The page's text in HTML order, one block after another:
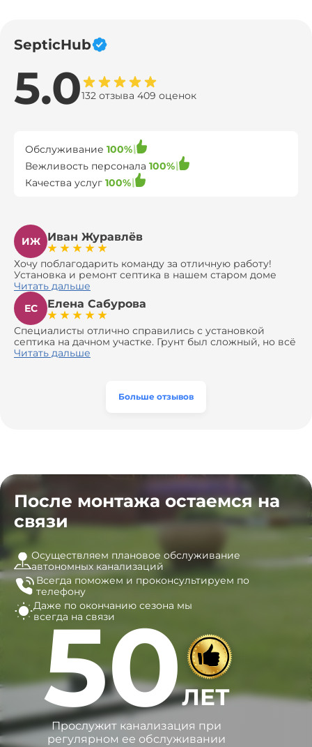
SepticHub
5.0132 отзыва 409 оценок
Обслуживание 100%
Вежливость персонала 100%
Качества услуг 100%
ИЖ Иван Журавлёв
Хочу поблагодарить команду за отличную работу!
Установка и ремонт септика в нашем старом доме
оказались сложной задачей, но ребята справились на
все 100%. Всё сделали аккуратно и профессионально.
Давали полезные рекомендации, не пытались
навязать ничего лишнего, помогли с выбором и
доставкой материалов, что позволило нам
сэкономить. Выполнили монтаж и демонтаж
оборудования, заменили трубы, обновили
эту компанию всем, кто ищет надёжных
Читать дальше
ЕС
Елена Сабурова
Специалисты отлично справились с установкой
септика на дачном участке. Грунт был сложный, но всё
сделали быстро и аккуратно. Помогли выбрать
Читать дальше
Больше отзывов
После монтажа остаемся на
связи
Осуществляем плановое обслуживание
автономных канализаций
Всегда поможем и проконсультируем по
телефону
Даже по окончанию сезона мы
всегда на связи
50ЛЕТ
Прослужит канализация при
регулярном ее обслуживании